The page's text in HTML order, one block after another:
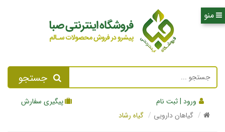
جستجو
ورود | ثبت نام
پیگیری سفارش
گیاهان دارویی
گیاه رشاد